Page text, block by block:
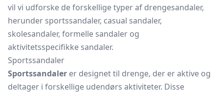
vil vi udforske de forskellige typer af drengesandaler,
herunder sportssandaler, casual sandaler,
skolesandaler, formelle sandaler og
aktivitetsspecifikke sandaler.
Sportssandaler
Sportssandaler er designet til drenge, der er aktive og
deltager i forskellige udendørs aktiviteter. Disse